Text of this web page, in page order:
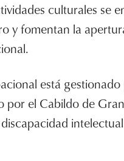
culturales se
y fomentan la
está
por el Cabildo de